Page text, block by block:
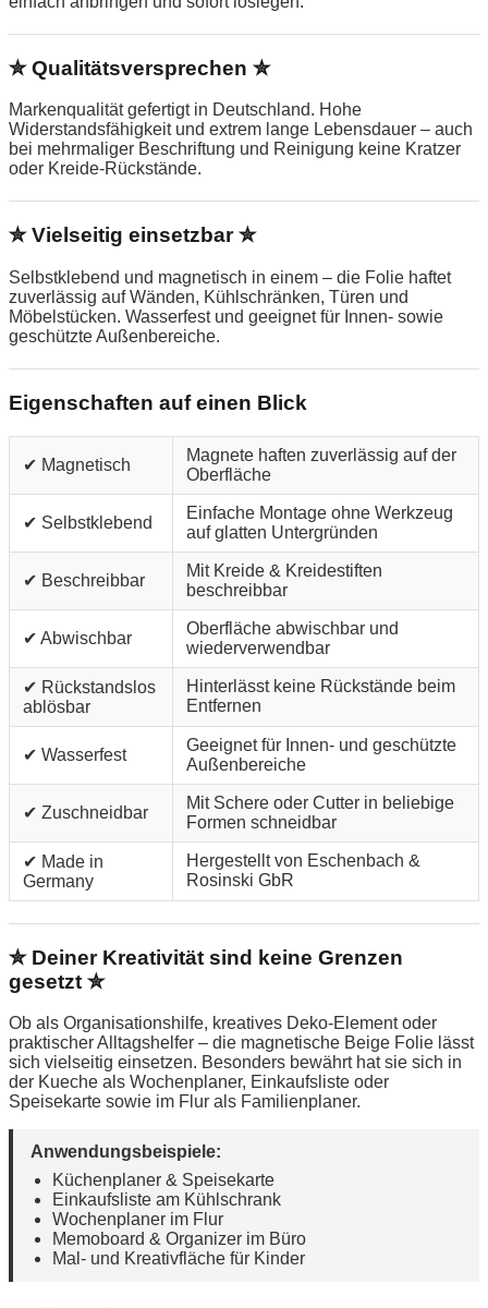
✮ Qualitätsversprechen ✮
Markenqualität gefertigt in Deutschland. Hohe
Widerstandsfähigkeit und extrem lange Lebensdauer – auch
bei mehrmaliger Beschriftung und Reinigung keine Kratzer
oder Kreide-Rückstände.
✮ Vielseitig einsetzbar ✮
Selbstklebend und magnetisch in einem – die Folie haftet
zuverlässig auf Wänden, Kühlschränken, Türen und
Möbelstücken. Wasserfest und geeignet für Innen- sowie
geschützte Außenbereiche.
Eigenschaften auf einen Blick
✔ Magnetisch
Magnete haften zuverlässig auf der
Oberfläche
✔ Selbstklebend
Einfache Montage ohne Werkzeug
auf glatten Untergründen
✔ Beschreibbar
Mit Kreide & Kreidestiften
beschreibbar
✔ Abwischbar
Oberfläche abwischbar und
wiederverwendbar
✔ Rückstandslos
ablösbar
Hinterlässt keine Rückstände beim
Entfernen
✔ Wasserfest
Geeignet für Innen- und geschützte
Außenbereiche
✔ Zuschneidbar
Mit Schere oder Cutter in beliebige
Formen schneidbar
✔ Made in
Germany
Hergestellt von Eschenbach &
Rosinski GbR
✮ Deiner Kreativität sind keine Grenzen
gesetzt ✮
Ob als Organisationshilfe, kreatives Deko-Element oder
praktischer Alltagshelfer – die magnetische Beige Folie lässt
sich vielseitig einsetzen. Besonders bewährt hat sie sich in
der Kueche als Wochenplaner, Einkaufsliste oder
Speisekarte sowie im Flur als Familienplaner.
Anwendungsbeispiele:
Küchenplaner & Speisekarte
Einkaufsliste am Kühlschrank
Wochenplaner im Flur
Memoboard & Organizer im Büro
Mal- und Kreativfläche für Kinder